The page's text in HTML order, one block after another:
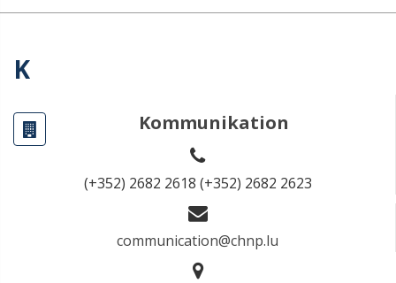
K
Kommunikation
(+352) 2682 2618 (+352) 2682 2623
communication@chnp.lu